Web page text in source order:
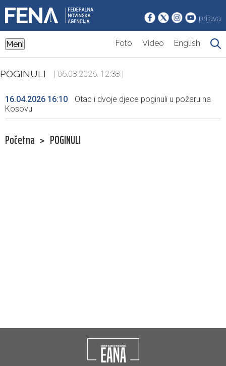
prijava
Meni Foto Video English
POGINULI | 06.08.2026. 12:38 |
16.04.2026 16:10
Otac i dvoje djece poginuli u požaru na
Kosovu
Početna > POGINULI